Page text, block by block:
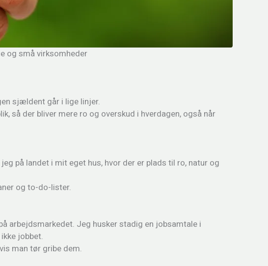
og små virksomheder
sjældent går i lige linjer.
der bliver mere ro og overskud i hverdagen, også når
på landet i mit eget hus, hvor der er plads til ro, natur og
og to-do-lister.
arbejdsmarkedet. Jeg husker stadig en jobsamtale i
jobbet.
man tør gribe dem.